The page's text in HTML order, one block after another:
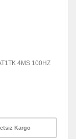
4MS 100HZ
Kargo